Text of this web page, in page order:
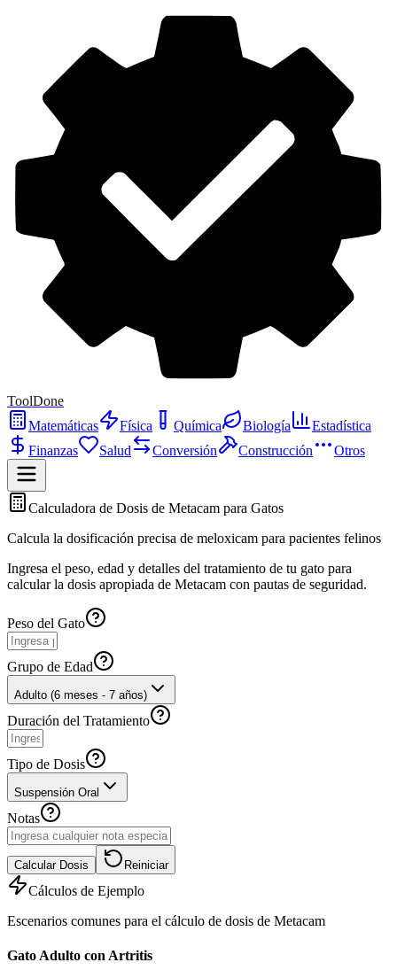
ToolDone
Matemáticas
Física Química Biología
Estadística
Finanzas
Salud Conversión Construcción Otros
Calculadora de Dosis de Metacam para Gatos
Calcula la dosificación precisa de meloxicam para pacientes felinos
Ingresa el peso, edad y detalles del tratamiento de tu gato para
calcular la dosis apropiada de Metacam con pautas de seguridad.
Peso del Gato
Grupo de Edad
Adulto (6 meses - 7 años)
Duración del Tratamiento
Tipo de Dosis
Suspensión Oral
Notas
Calcular Dosis Reiniciar
Cálculos de Ejemplo
Escenarios comunes para el cálculo de dosis de Metacam
Gato Adulto con Artritis